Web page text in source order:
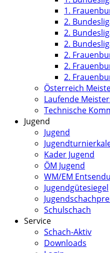
1.
2.
2.
2.
2.
2.
2.
Österreich
Laufende
Technische
Jugend
Jugend
Kader Jugend
ÖM Jugend
WM/EM
Jugendgütesiegel
Schulschach
Service
Schach-Aktiv
Downloads